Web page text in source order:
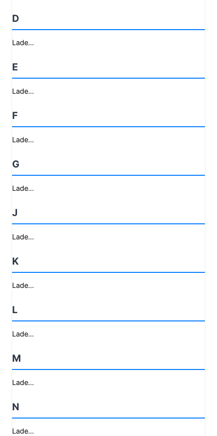
D
Lade...
E
Lade...
F
Lade...
G
Lade...
J
Lade...
K
Lade...
L
Lade...
M
Lade...
N
Lade...